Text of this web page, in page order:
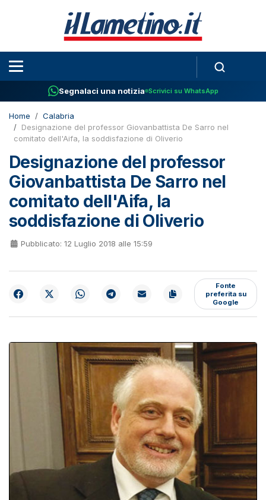
Segnalaci una notizia Scrivici su WhatsApp
Home
Calabria
Designazione del professor Giovanbattista De Sarro nel
comitato dell'Aifa, la soddisfazione di Oliverio
Designazione del professor
Giovanbattista De Sarro nel
comitato dell'Aifa, la
soddisfazione di Oliverio
Pubblicato: 12 Luglio 2018 alle 15:59
Fonte
preferita su
Google